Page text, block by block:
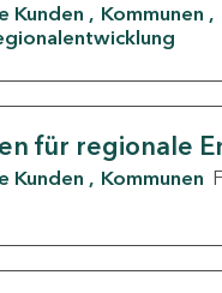
Kunden Kommunen
für regionale
Kunden Kommunen